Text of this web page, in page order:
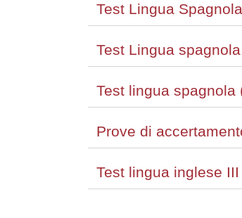
Test Lingua
Test Lingua
Test lingua spagnola
Prove di
Test lingua inglese